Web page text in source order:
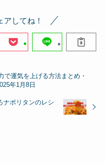
アしてね！
で運気を上げる方法まとめ・
年1月8日
ナポリタンのレシ